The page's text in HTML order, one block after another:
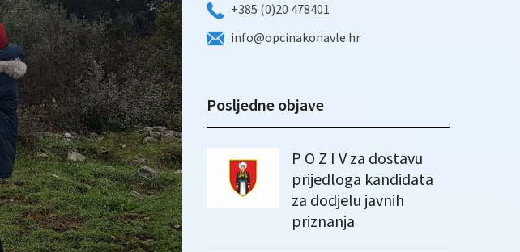
+385 (0)20 478401
info@opcinakonavle.hr
Posljedne objave
P O Z I V za dostavu
prijedloga kandidata
za dodjelu javnih
priznanja